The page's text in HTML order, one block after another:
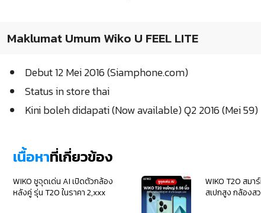
Maklumat Umum Wiko U FEEL LITE
Debut 12 Mei 2016 (Siamphone.com)
Status in store thai
Kini boleh didapati (Now available) Q2 2016 (Mei 59)
เนื้อหาที่เกี่ยวข้อง
WIKO ชูจุดเด่น AI เปิดตัวกล้อง
หลังคู่ รุ่น T20 ในราคา 2,xxx
WIKO T20 สมา
สเปกสูง กล้องส